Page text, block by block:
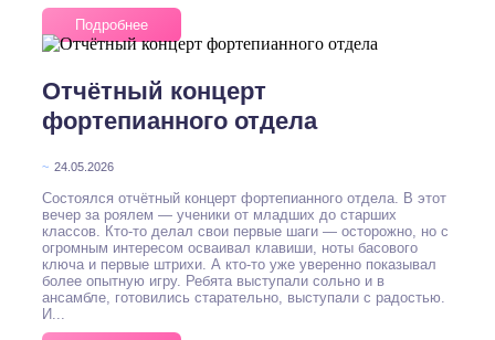
Подробнее
Отчётный концерт
фортепианного отдела
~ 24.05.2026
Состоялся отчётный концерт фортепианного отдела. В этот
вечер за роялем — ученики от младших до старших
классов. Кто-то делал свои первые шаги — осторожно, но с
огромным интересом осваивал клавиши, ноты басового
ключа и первые штрихи. А кто-то уже уверенно показывал
более опытную игру. Ребята выступали сольно и в
ансамбле, готовились старательно, выступали с радостью.
И...